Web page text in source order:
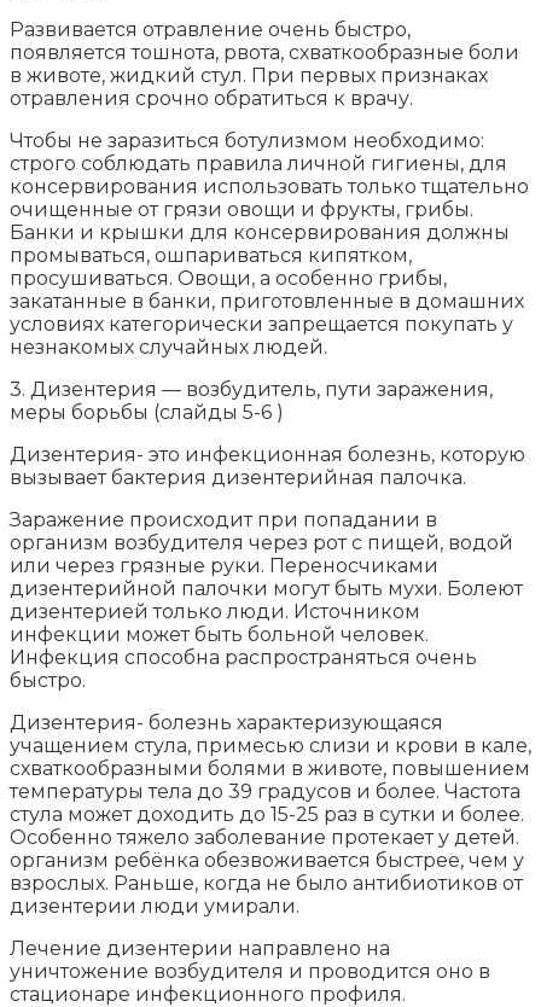
Развивается отравление очень быстро,
появляется тошнота, рвота, схваткообразные боли
в животе, жидкий стул. При первых признаках
отравления срочно обратиться к врачу.
Чтобы не заразиться ботулизмом необходимо:
строго соблюдать правила личной гигиены, для
консервирования использовать только тщательно
очищенные от грязи овощи и фрукты, грибы.
Банки и крышки для консервирования должны
промываться, ошпариваться кипятком,
просушиваться. Овощи, а особенно грибы,
закатанные в банки, приготовленные в домашних
условиях категорически запрещается покупать у
незнакомых случайных людей.
3. Дизентерия — возбудитель, пути заражения,
меры борьбы (слайды 5-6 )
Дизентерия- это инфекционная болезнь, которую
вызывает бактерия дизентерийная палочка.
Заражение происходит при попадании в
организм возбудителя через рот с пищей, водой
или через грязные руки. Переносчиками
дизентерийной палочки могут быть мухи. Болеют
дизентерией только люди. Источником
инфекции может быть больной человек.
Инфекция способна распространяться очень
быстро.
Дизентерия- болезнь характеризующаяся
учащением стула, примесью слизи и крови в кале,
схваткообразными болями в животе, повышением
температуры тела до 39 градусов и более. Частота
стула может доходить до 15-25 раз в сутки и более.
Особенно тяжело заболевание протекает у детей.
организм ребёнка обезвоживается быстрее, чем у
взрослых. Раньше, когда не было антибиотиков от
дизентерии люди умирали.
Лечение дизентерии направлено на
уничтожение возбудителя и проводится оно в
стационаре инфекционного профиля.